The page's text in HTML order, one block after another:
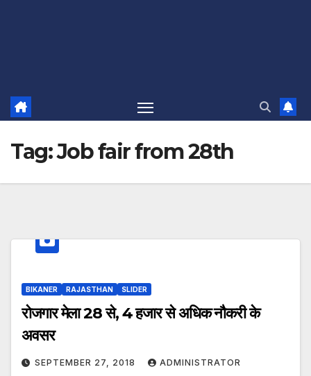
Tag:Job fair from 28th
BIKANER RAJASTHAN SLIDER
रोजगार मेला 28 से, 4 हजार से अधिक नौकरी के
अवसर
SEPTEMBER 27, 2018 ADMINISTRATOR